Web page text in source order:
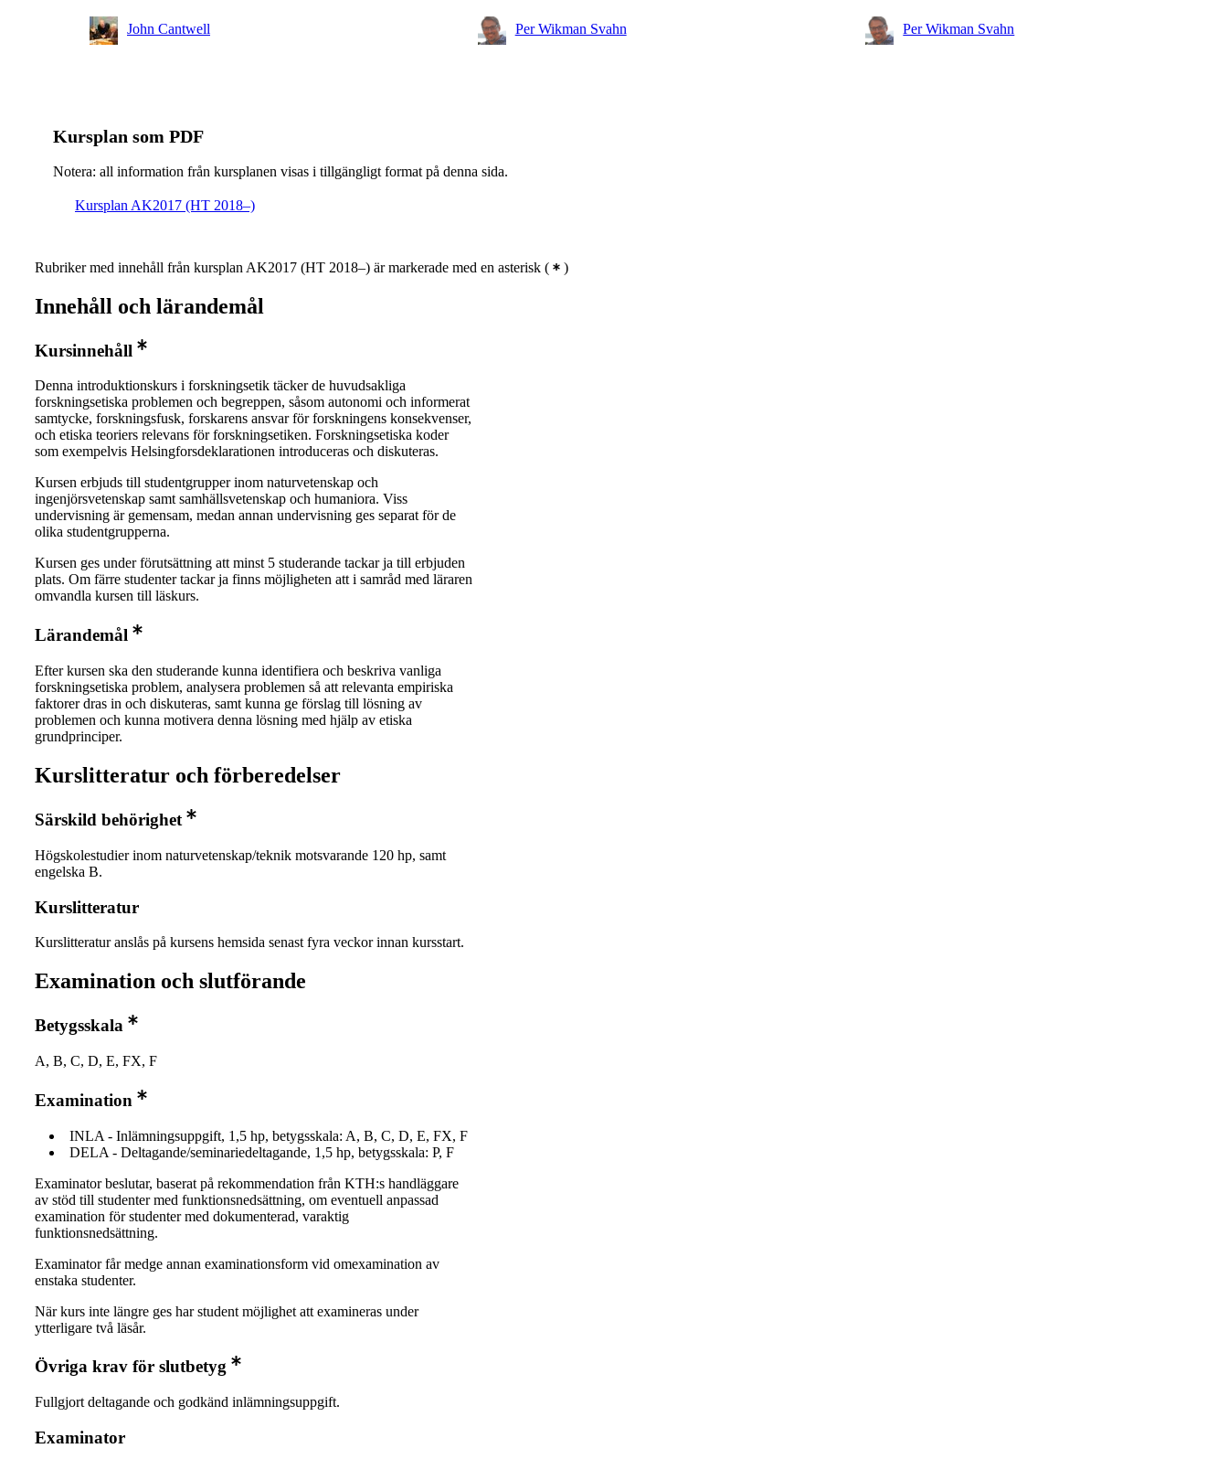
John Cantwell Per Wikman Svahn Per Wikman Svahn
Kursplan som PDF
Notera: all information från kursplanen visas i tillgängligt format på denna sida.
Kursplan AK2017 (HT 2018–)
Rubriker med innehåll från kursplan AK2017 (HT 2018–) är markerade med en asterisk ( )
Innehåll och lärandemål
Kursinnehåll
Denna introduktionskurs i forskningsetik täcker de huvudsakliga
forskningsetiska problemen och begreppen, såsom autonomi och informerat
samtycke, forskningsfusk, forskarens ansvar för forskningens konsekvenser,
och etiska teoriers relevans för forskningsetiken. Forskningsetiska koder
som exempelvis Helsingforsdeklarationen introduceras och diskuteras.
Kursen erbjuds till studentgrupper inom naturvetenskap och
ingenjörsvetenskap samt samhällsvetenskap och humaniora. Viss
undervisning är gemensam, medan annan undervisning ges separat för de
olika studentgrupperna.
Kursen ges under förutsättning att minst 5 studerande tackar ja till erbjuden
plats. Om färre studenter tackar ja finns möjligheten att i samråd med läraren
omvandla kursen till läskurs.
Lärandemål
Efter kursen ska den studerande kunna identifiera och beskriva vanliga
forskningsetiska problem, analysera problemen så att relevanta empiriska
faktorer dras in och diskuteras, samt kunna ge förslag till lösning av
problemen och kunna motivera denna lösning med hjälp av etiska
grundprinciper.
Kurslitteratur och förberedelser
Särskild behörighet
Högskolestudier inom naturvetenskap/teknik motsvarande 120 hp, samt
engelska B.
Kurslitteratur
Kurslitteratur anslås på kursens hemsida senast fyra veckor innan kursstart.
Examination och slutförande
Betygsskala
A, B, C, D, E, FX, F
Examination
INLA - Inlämningsuppgift, 1,5 hp, betygsskala: A, B, C, D, E, FX, F
DELA - Deltagande/seminariedeltagande, 1,5 hp, betygsskala: P, F
Examinator beslutar, baserat på rekommendation från KTH:s handläggare
av stöd till studenter med funktionsnedsättning, om eventuell anpassad
examination för studenter med dokumenterad, varaktig
funktionsnedsättning.
Examinator får medge annan examinationsform vid omexamination av
enstaka studenter.
När kurs inte längre ges har student möjlighet att examineras under
ytterligare två läsår.
Övriga krav för slutbetyg
Fullgjort deltagande och godkänd inlämningsuppgift.
Examinator